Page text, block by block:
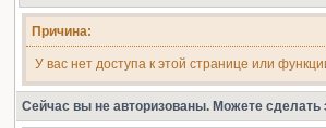
Причина:
У вас нет доступа к этой странице или
Сейчас вы не авторизованы. Можете